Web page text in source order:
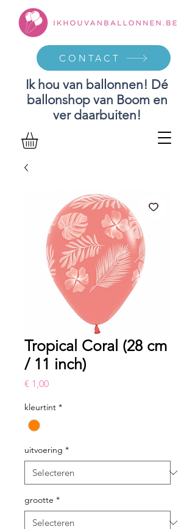
Ik hou van ballonnen! Dé
ballonshop van Boom en
ver daarbuiten!
CONTACT
Tropical Coral (28 cm
/ 11 inch)
€ 1,00Prijs
kleurtint *
uitvoering *
grootte *